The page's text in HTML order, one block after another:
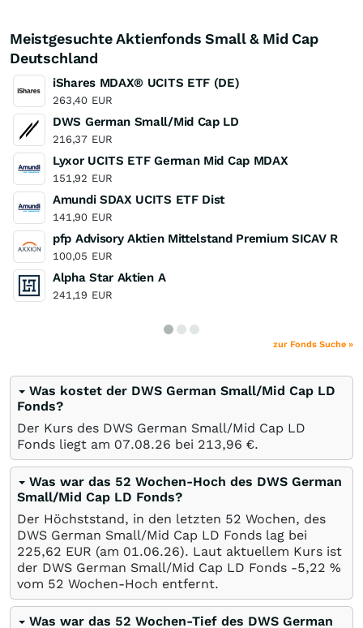
Meistgesuchte Aktienfonds Small & Mid Cap
Deutschland
iShares MDAX® UCITS ETF (DE)
263,40 EUR
DWS German Small/Mid Cap LD
216,37 EUR
Lyxor UCITS ETF German Mid Cap MDAX
151,92 EUR
Amundi SDAX UCITS ETF Dist
141,90 EUR
pfp Advisory Aktien Mittelstand Premium SICAV R
100,05 EUR
Alpha Star Aktien A
241,19 EUR
zur Fonds Suche »
Was kostet der DWS German Small/Mid Cap LD
Fonds?
Der Kurs des DWS German Small/Mid Cap LD
Fonds liegt am 07.08.26 bei 213,96 €.
Was war das 52 Wochen-Hoch des DWS German
Small/Mid Cap LD Fonds?
Der Höchststand, in den letzten 52 Wochen, des
DWS German Small/Mid Cap LD Fonds lag bei
225,62 EUR (am 01.06.26). Laut aktuellem Kurs ist
der DWS German Small/Mid Cap LD Fonds -5,22 %
vom 52 Wochen-Hoch entfernt.
Was war das 52 Wochen-Tief des DWS German